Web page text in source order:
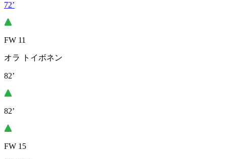
72’
FW 11
オラ トイボネン
82’
82’
FW 15